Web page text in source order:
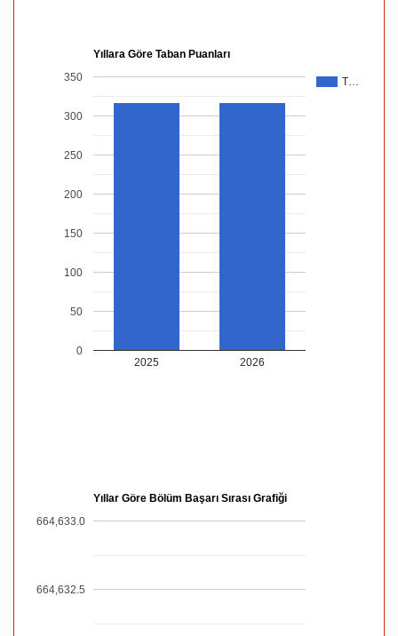
Yıllara Göre Taban Puanları
T…
2025 2026
0
50
100
150
200
250
300
350
Yıllar Göre Bölüm Başarı Sırası Grafiği
664,632.5
664,633.0